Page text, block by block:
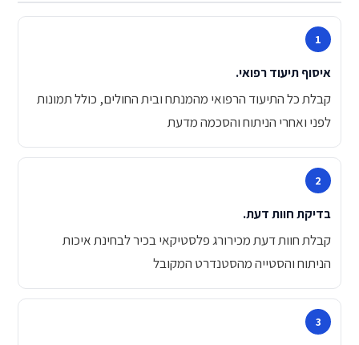
איסוף תיעוד רפואי.
קבלת כל התיעוד הרפואי מהמנתח ובית החולים, כולל תמונות
לפני ואחרי הניתוח והסכמה מדעת
בדיקת חוות דעת.
קבלת חוות דעת מכירורג פלסטיקאי בכיר לבחינת איכות
הניתוח והסטייה מהסטנדרט המקובל